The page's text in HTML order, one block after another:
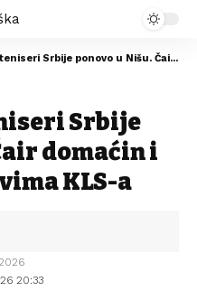
ponovo u Nišu. Čair domaćin i najboljim klubovima KLS-a
Srbije
domaćin i
KLS-a
20:33